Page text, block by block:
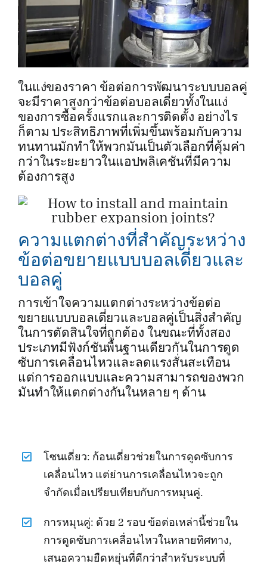
ในแง่ของราคา ข้อต่อการพัฒนาระบบบอลคู่
จะมีราคาสูงกว่าข้อต่อบอลเดี่ยวทั้งในแง่
ของการซื้อครั้งแรกและการติดตั้ง อย่างไร
ก็ตาม ประสิทธิภาพที่เพิ่มขึ้นพร้อมกับความ
ทนทานมักทำให้พวกมันเป็นตัวเลือกที่คุ้มค่า
กว่าในระยะยาวในแอปพลิเคชันที่มีความ
ต้องการสูง
ความแตกต่างที่สำคัญระหว่าง
ข้อต่อขยายแบบบอลเดี่ยวและ
บอลคู่
การเข้าใจความแตกต่างระหว่างข้อต่อ
ขยายแบบบอลเดี่ยวและบอลคู่เป็นสิ่งสำคัญ
ในการตัดสินใจที่ถูกต้อง ในขณะที่ทั้งสอง
ประเภทมีฟังก์ชันพื้นฐานเดียวกันในการดูด
ซับการเคลื่อนไหวและลดแรงสั่นสะเทือน
แต่การออกแบบและความสามารถของพวก
มันทำให้แตกต่างกันในหลาย ๆ ด้าน
โซนเดี่ยว: ก้อนเดี่ยวช่วยในการดูดซับการ
เคลื่อนไหว แต่ย่านการเคลื่อนไหวจะถูก
จำกัดเมื่อเปรียบเทียบกับการหมุนคู่.
การหมุนคู่: ด้วย 2 รอบ ข้อต่อเหล่านี้ช่วยใน
การดูดซับการเคลื่อนไหวในหลายทิศทาง,
เสนอความยืดหยุ่นที่ดีกว่าสำหรับระบบที่